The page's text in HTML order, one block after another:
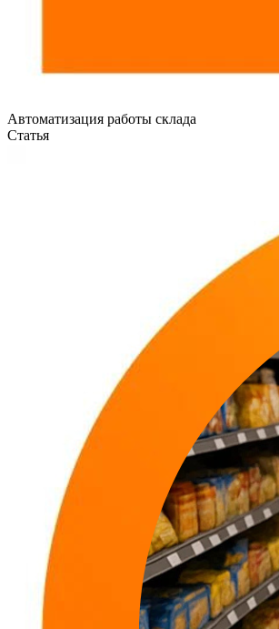
Автоматизация работы склада
Статья